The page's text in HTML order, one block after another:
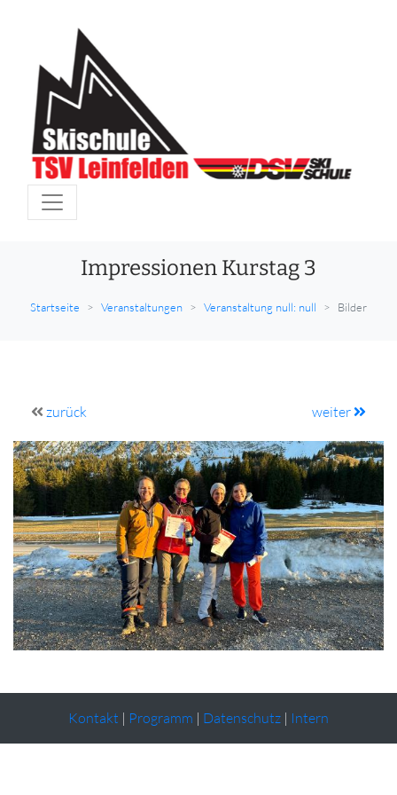
Impressionen Kurstag 3
Startseite Veranstaltungen Veranstaltung null: null Bilder
zurück weiter
Kontakt | Programm | Datenschutz | Intern